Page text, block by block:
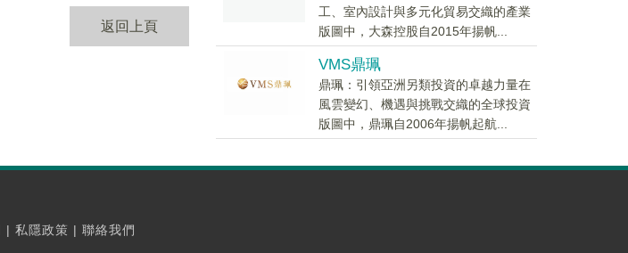
返回上頁
工、室內設計與多元化貿易交織的產業
版圖中，大森控股自2015年揚帆...
VMS鼎珮
鼎珮：引領亞洲另類投資的卓越力量在
風雲變幻、機遇與挑戰交織的全球投資
版圖中，鼎珮自2006年揚帆起航...
| 私隱政策 | 聯絡我們